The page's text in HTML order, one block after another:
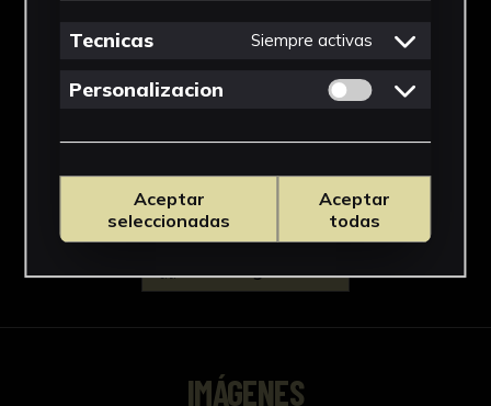
Facultad de Farmacia
Ver más
Descargar Ficha
IMÁGENES
Tecnicas Siempre activas
Personalizacion Permitir cookies
Aceptar
seleccionadas
Aceptar
todas